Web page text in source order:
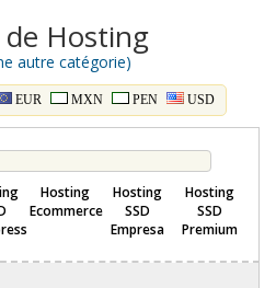
de Hosting
autre catégorie)
EUR MXN PEN USD
Hosting
Ecommerce
Hosting
SSD
Empresa
Hosting
SSD
Premium